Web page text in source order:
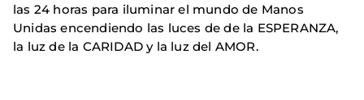
las 24 horas para iluminar el mundo de Manos
Unidas encendiendo las luces de de la ESPERANZA,
la luz de la CARIDAD y la luz del AMOR.